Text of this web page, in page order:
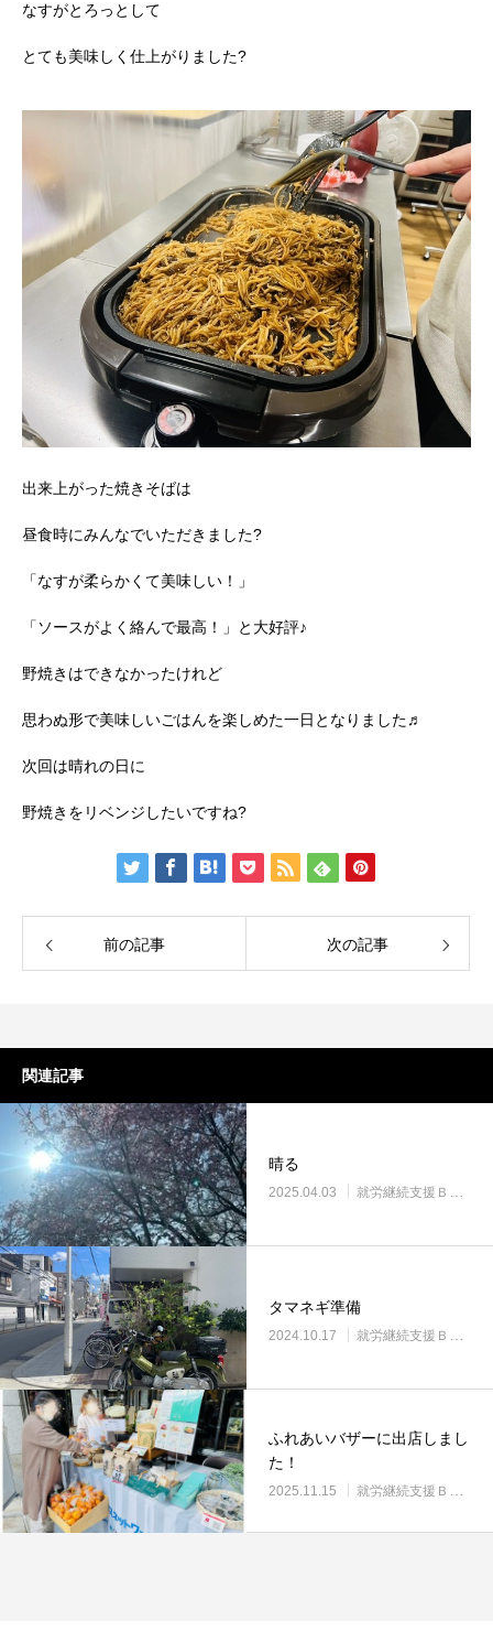
なすがとろっとして
とても美味しく仕上がりました?
出来上がった焼きそばは
昼食時にみんなでいただきました?
「なすが柔らかくて美味しい！」
「ソースがよく絡んで最高！」と大好評♪
野焼きはできなかったけれど
思わぬ形で美味しいごはんを楽しめた一日となりました♬
次回は晴れの日に
野焼きをリベンジしたいですね?
前の記事 次の記事
関連記事
晴る
2025.04.03 就労継続支援Ｂ型・ニコプレイス
タマネギ準備
2024.10.17 就労継続支援Ｂ型・ニコプレイス
ふれあいバザーに出店しまし
た！
2025.11.15 就労継続支援Ｂ型・ニコプレイス